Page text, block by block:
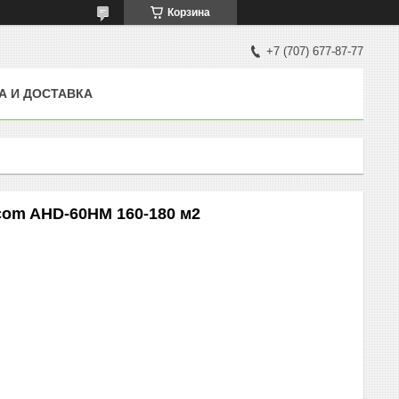
Корзина
+7 (707) 677-87-77
И ДОСТАВКА
AHD-60HM 160-180 м2